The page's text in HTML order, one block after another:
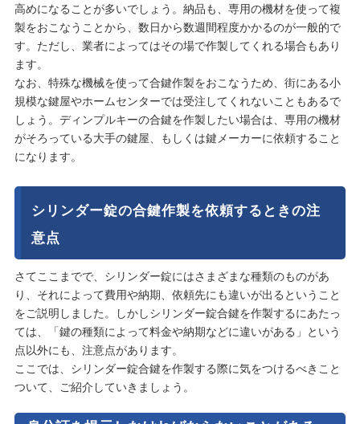
高めになることが多いでしょう。納品も、専用の機材を使って複
製をおこなうことから、数日から数週間程度かかるのが一般的で
す。ただし、業者によってはその場で作製してくれる場合もあり
ます。
なお、特殊な機械を使って合鍵作製をおこなうため、街にある小
規模な鍵屋やホームセンターでは受注してくれないこともあるで
しょう。ディンプルキーの合鍵を作製したい場合は、専用の機材
がそろっている大手の鍵屋、もしくは鍵メーカーに依頼すること
になります。
シリンダー錠の合鍵作製を依頼するときの注
意点
さてここまでで、シリンダー錠にはさまざまな種類のものがあ
り、それによって費用や納期、依頼先にも違いが出るということ
をご説明しました。しかしシリンダー錠合鍵を作製するにあたっ
ては、「鍵の種類によって料金や納期などに違いがある」という
点以外にも、注意点があります。
ここでは、シリンダー錠合鍵を作製する際に気をつけるべきこと
ついて、ご紹介していきましょう。